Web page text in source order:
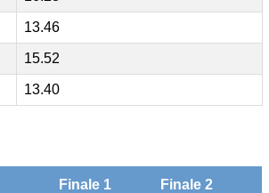
13.46
15.52
13.40
Finale 1 Finale 2